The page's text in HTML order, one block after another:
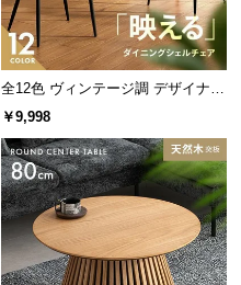
全12色 ヴィンテージ調 デザイナー
ズシェルチェア
￥9,998